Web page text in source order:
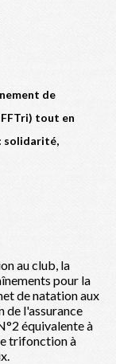
de
tout en
solidarité,
au club, la
pour la
de natation aux
de l'assurance
équivalente à
trifonction à